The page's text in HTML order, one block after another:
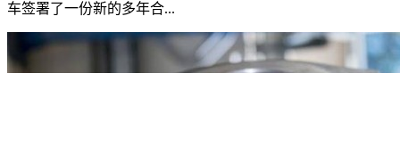
车签署了一份新的多年合...